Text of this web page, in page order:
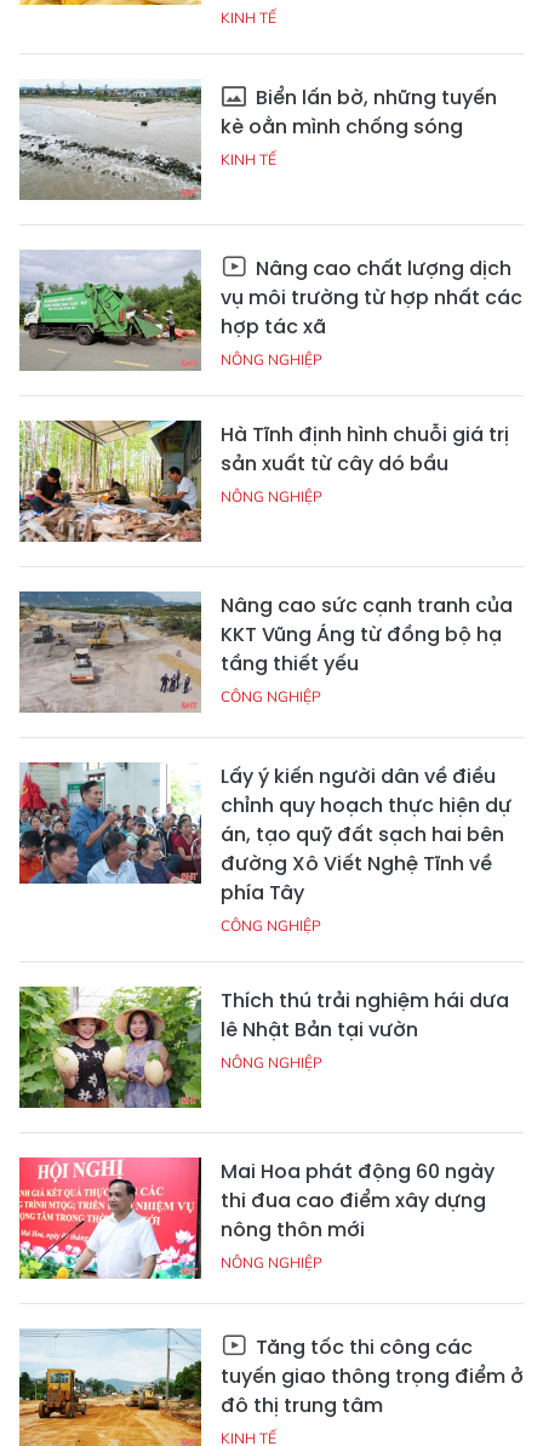
KINH TẾ
Biển lấn bờ, những tuyến
kè oằn mình chống sóng
KINH TẾ
Nâng cao chất lượng dịch
vụ môi trường từ hợp nhất các
hợp tác xã
NÔNG NGHIỆP
Hà Tĩnh định hình chuỗi giá trị
sản xuất từ cây dó bầu
NÔNG NGHIỆP
Nâng cao sức cạnh tranh của
KKT Vũng Áng từ đồng bộ hạ
tầng thiết yếu
CÔNG NGHIỆP
Lấy ý kiến người dân về điều
chỉnh quy hoạch thực hiện dự
án, tạo quỹ đất sạch hai bên
đường Xô Viết Nghệ Tĩnh về
phía Tây
CÔNG NGHIỆP
Thích thú trải nghiệm hái dưa
lê Nhật Bản tại vườn
NÔNG NGHIỆP
Mai Hoa phát động 60 ngày
thi đua cao điểm xây dựng
nông thôn mới
NÔNG NGHIỆP
Tăng tốc thi công các
tuyến giao thông trọng điểm ở
đô thị trung tâm
KINH TẾ